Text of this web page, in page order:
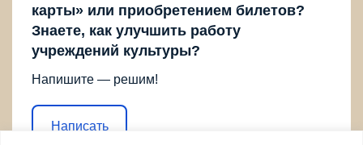
карты» или приобретением билетов?
Знаете, как улучшить работу
учреждений культуры?
Напишите — решим!
Написать